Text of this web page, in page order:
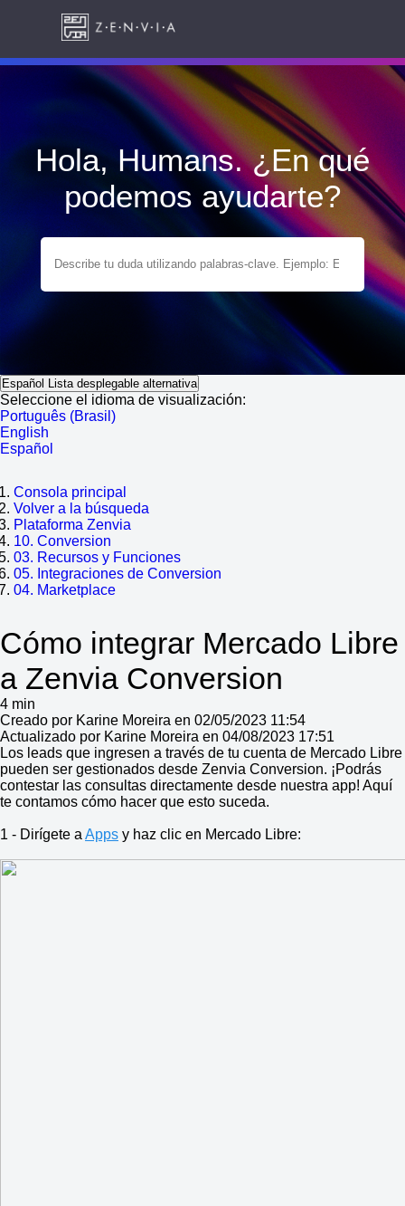
Hola, Humans. ¿En qué
podemos ayudarte?
Español Lista desplegable alternativa
Seleccione el idioma de visualización:
Português (Brasil)
English
Español
Consola principal
Volver a la búsqueda
Plataforma Zenvia
10. Conversion
03. Recursos y Funciones
05. Integraciones de Conversion
04. Marketplace
Cómo integrar Mercado Libre
a Zenvia Conversion
4 min
Creado por Karine Moreira en 02/05/2023 11:54
Actualizado por Karine Moreira en 04/08/2023 17:51
Los leads que ingresen a través de tu cuenta de Mercado Libre
pueden ser gestionados desde Zenvia Conversion. ¡Podrás
contestar las consultas directamente desde nuestra app! Aquí
te contamos cómo hacer que esto suceda.
1 - Dirígete a Apps y haz clic en Mercado Libre: